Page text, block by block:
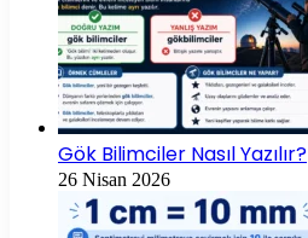
Gök Bilimciler Nasıl Yazılır?
26 Nisan 2026